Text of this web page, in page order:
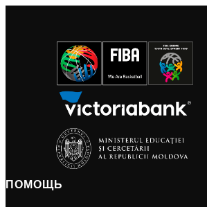
ПОМОЩЬ